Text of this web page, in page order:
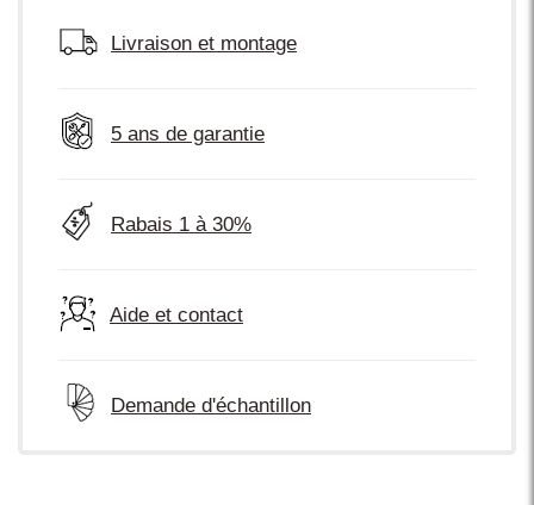
Livraison et montage
5 ans de garantie
Rabais 1 à 30%
Aide et contact
Demande d'échantillon